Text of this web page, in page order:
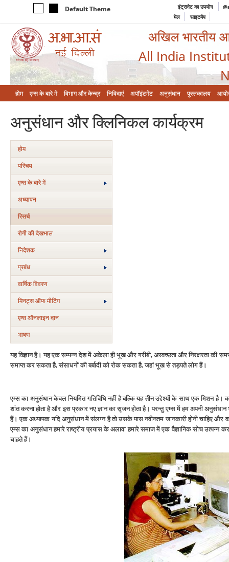
Default Theme इंट्रानेट का उपयोग
मेल
साइटमैप
अखिल भारतीय
All India
होम एम्‍स के बारे में विभाग और केन्‍द्र निविदाएं अपॉइंटमेंट अनुसंधान पुस्तकालय
अनुसंधान और क्लिनिकल कार्यक्रम
होम
परिचय
एम्‍स के बारे में
अध्यापन
रिसर्च
रोगी की देखभाल
निदेशक
प्रबंध
वार्षिक विवरण
मिनट्स ऑफ मीटिंग
एम्स ऑनलाइन दान
भाषण
यह विज्ञान है। यह एक सम्‍पन्‍न देश में अकेला ही भूख और गरीबी, अस्‍वच्‍छता और निरक्षरता की
समाप्‍त कर सकता है, संसाधनों की बर्बादी को रोक सकता है, जहां भूख से तड़पते लोग हैं।
एम्‍स का अनुसंधान केवल नियमित गतिविधि नहीं है बल्कि यह तीन उद्देश्‍यों के साथ एक मिशन है।
शांत करना होता है और इस प्रकार नए ज्ञान का सृजन होता है। परन्‍तु एम्‍स में हम अपनी
हैं। एक अध्‍यापक यदि अनुसंधान में संलग्‍न है तो उसके पास नवीनतम जानकारी होनी चाहिए
एम्‍स का अनुसंधान हमारे राष्‍ट्रीय प्रयास के अलावा हमारे समाज में एक वैज्ञानिक सोच
चाहते हैं।